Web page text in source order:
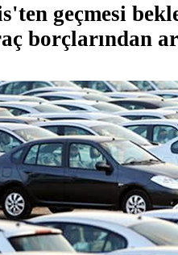
geçmesi
borçlarından